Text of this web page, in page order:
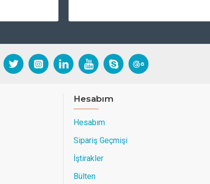
Hesabım
Hesabım
Sipariş Geçmişi
İştirakler
Bülten